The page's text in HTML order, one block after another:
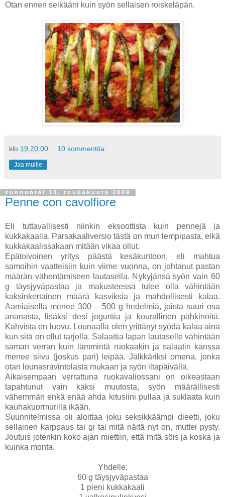
Otan ennen selkääni kuin syön sellaisen roiskeläpän.
klo 19.20.00 10 kommenttia:
Jaa muille
sunnuntai 10. toukokuuta 2009
Penne con cavolfiore
Eli tuttavallisesti niinkin eksoottista kuin pennejä ja
kukkakaalia. Parsakaaliversio tästä on mun lempipasta, eikä
kukkakaalissakaan mitään vikaa ollut.
Epätoivoinen yritys päästä kesäkuntoon, eli mahtua
samoihin vaatteisiin kuin viime vuonna, on johtanut pastan
määrän vähentämiseen lautasella. Nykyjänsä syön vain 60
g täysjyväpastaa ja makusteessa tulee olla vähintään
kaksinkertainen määrä kasviksia ja mahdollisesti kalaa.
Aamiaisella menee 300 – 500 g hedelmiä, joista suuri osa
ananasta, lisäksi desi jogurttia ja kourallinen pähkinöitä.
Kahvista en luovu. Lounaalla olen yrittänyt syödä kalaa aina
kun sitä on ollut tarjolla. Salaattia lapan lautaselle vähintään
saman verran kuin lämmintä ruokaakin ja salaatin kanssa
menee siivu (joskus pari) leipää. Jälkkäriksi omena, jonka
otan lounasravintolasta mukaan ja syön iltapäivällä.
Aikaisempaan verrattuna ruokavaliossani on oikeastaan
tapahtunut vain kaksi muutosta, syön määrällisesti
vähemmän enkä enää ahda kitusiini pullaa ja suklaata kuin
kauhakuormurilla ikään.
Suunnitelmissa oli aloittaa joku seksikkäämpi dieetti, joku
sellainen karppaus tai gi tai mitä näitä nyt on, muttei pysty.
Joutuis jotenkin koko ajan miettiin, että mitä söis ja koska ja
kuinka monta.
Yhdelle:
60 g täysjyväpastaa
1 pieni kukkakaali